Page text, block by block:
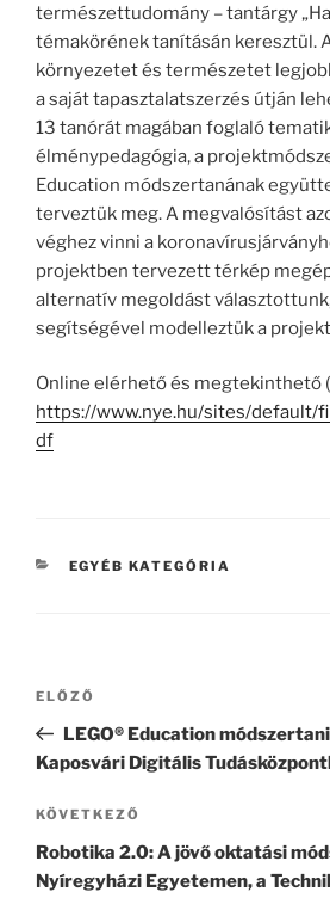
természettudomány – tantárgy
témakörének tanításán keresztül.
környezetet és természetet
a saját tapasztalatszerzés útján
13 tanórát magában foglaló
élménypedagógia, a
Education módszertanának
terveztük meg. A megvalósítást
véghez vinni a
projektben tervezett térkép
alternatív megoldást
segítségével modelleztük a
Online elérhető és megtekinthető
https://www.nye.hu/sites/default/
df
KATEGÓRIÁK
EGYÉB KATEGÓRIA
Bejegyzés
Korábbi
bejegyzés
ELŐZŐ
LEGO® Education
Kaposvári Digitális
Következő
bejegyzés
KÖVETKEZŐ
Robotika 2.0: A jövő oktatási
Nyíregyházi Egyetemen, a